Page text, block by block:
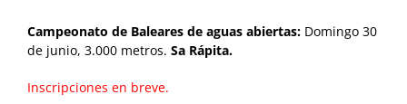
Campeonato de Baleares de aguas abiertas: Domingo 30
de junio, 3.000 metros. Sa Rápita.
Inscripciones en breve.